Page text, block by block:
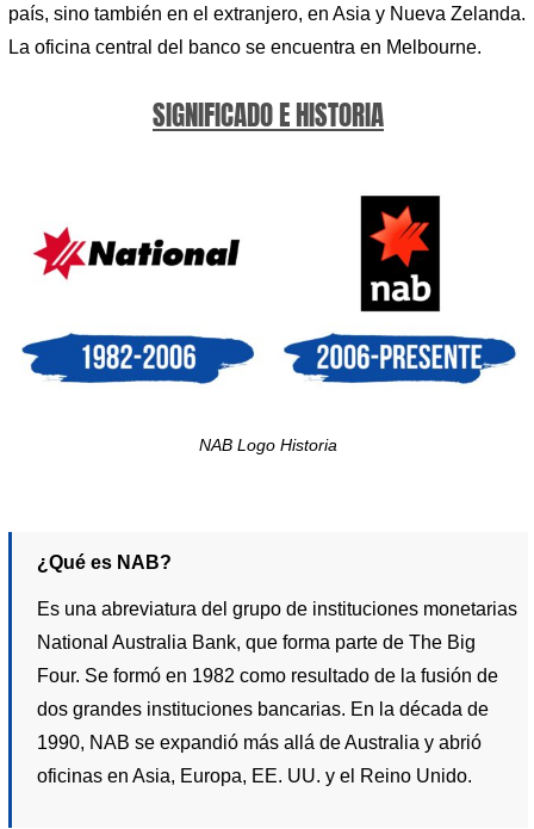
país, sino también en el extranjero, en Asia y Nueva Zelanda.
La oficina central del banco se encuentra en Melbourne.
SIGNIFICADO E HISTORIA
NAB Logo Historia
¿Qué es NAB?
Es una abreviatura del grupo de instituciones monetarias
National Australia Bank, que forma parte de The Big
Four. Se formó en 1982 como resultado de la fusión de
dos grandes instituciones bancarias. En la década de
1990, NAB se expandió más allá de Australia y abrió
oficinas en Asia, Europa, EE. UU. y el Reino Unido.